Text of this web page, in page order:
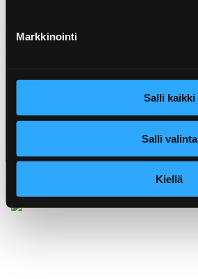
Markkinointi
Salli kaikki
Salli valinta
Kiellä
Puhelinnumero
Lähetä